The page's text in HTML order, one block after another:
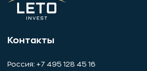
Контакты
Россия: +7 495 128 45 16